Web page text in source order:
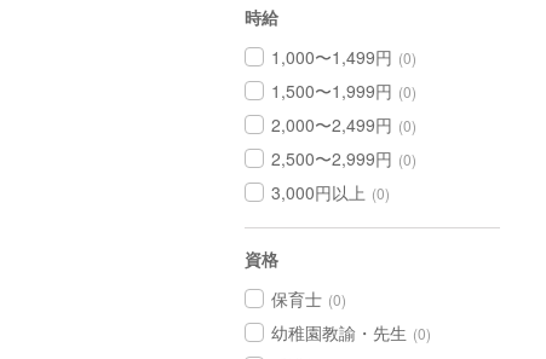
時給
1,000〜1,499円 (0)
1,500〜1,999円 (0)
2,000〜2,499円 (0)
2,500〜2,999円 (0)
3,000円以上 (0)
資格
保育士 (0)
幼稚園教諭・先生 (0)